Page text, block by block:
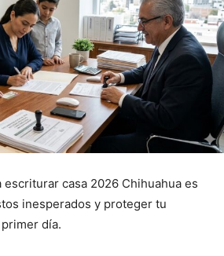
escriturar casa 2026 Chihuahua es
inesperados y proteger tu
día.